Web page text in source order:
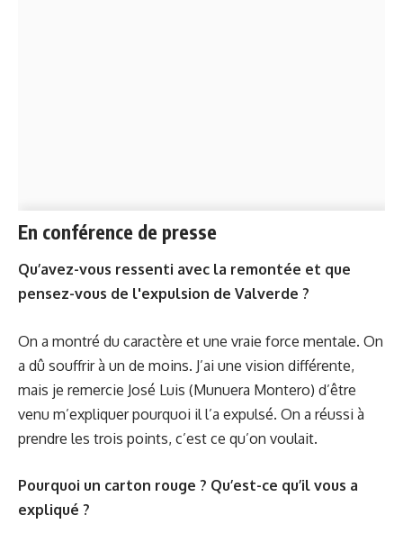
En conférence de presse
Qu’avez-vous ressenti avec la remontée et que
pensez-vous de l'expulsion de Valverde ?
On a montré du caractère et une vraie force mentale. On
a dû souffrir à un de moins. J’ai une vision différente,
mais je remercie José Luis (Munuera Montero) d’être
venu m’expliquer pourquoi il l’a expulsé. On a réussi à
prendre les trois points, c’est ce qu’on voulait.
Pourquoi un carton rouge ? Qu’est-ce qu’il vous a
expliqué ?